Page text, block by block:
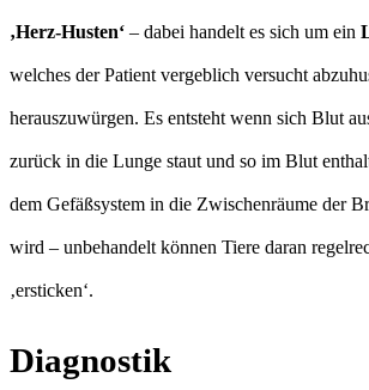
‚Herz-Husten‘ – dabei handelt es sich um ein
welches der Patient vergeblich versucht
herauszuwürgen. Es entsteht wenn sich Blut
zurück in die Lunge staut und so im Blut
dem Gefäßsystem in die Zwischenräume der
wird – unbehandelt können Tiere daran
‚ersticken‘.
Diagnostik